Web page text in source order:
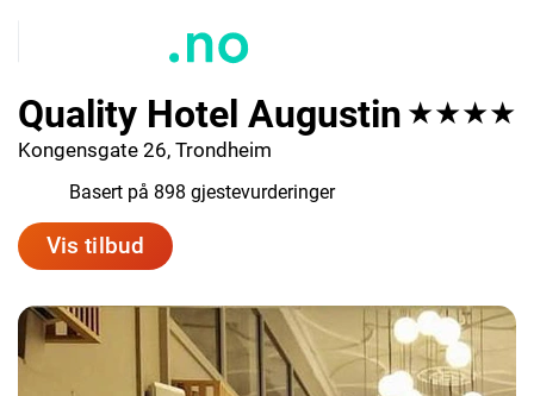
Quality Hotel Augustin ★★★★
Kongensgate 26, Trondheim
Basert på 898 gjestevurderinger
Vis tilbud